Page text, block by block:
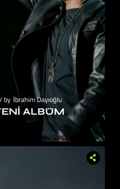
by İbrahim Dayıoğlu
ALBÜM